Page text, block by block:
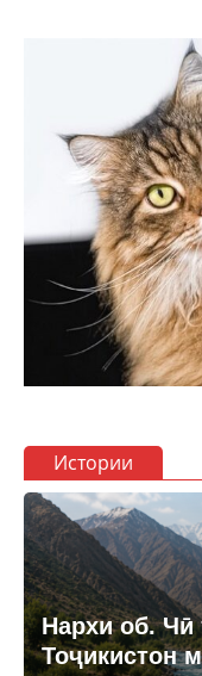
Истории
Нархи об. Чӣ
Тоҷикистон